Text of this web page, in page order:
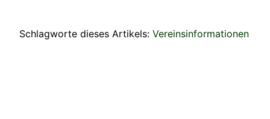
Schlagworte dieses Artikels: Vereinsinformationen